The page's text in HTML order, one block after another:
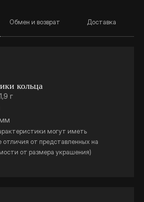
Обмен и возврат Доставка
кольца
г
могут иметь
отличия от представленных на
от размера украшения)